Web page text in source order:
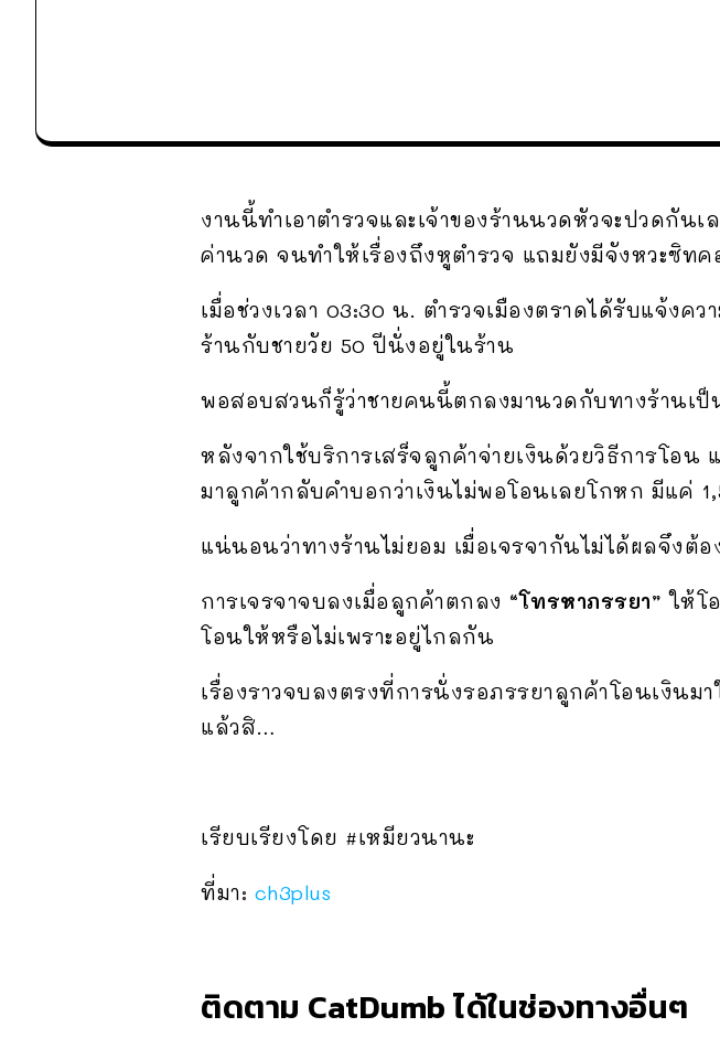
งานนี้ทำเอาตำรวจและเจ้าของร้านนวดหัวจะปวดกัน
ค่านวด จนทำให้เรื่องถึงหูตำรวจ แถมยังมีจังหวะซิทค
เมื่อช่วงเวลา 03:30 น. ตำรวจเมืองตราดได้รับแจ้ง
ร้านกับชายวัย 50 ปีนั่งอยู่ในร้าน
พอสอบสวนก็รู้ว่าชายคนนี้ตกลงมานวดกับทางร้านเป็
หลังจากใช้บริการเสร็จลูกค้าจ่ายเงินด้วยวิธีการโอน
มาลูกค้ากลับคำบอกว่าเงินไม่พอโอนเลยโกหก มีแค่
แน่นอนว่าทางร้านไม่ยอม เมื่อเจรจากันไม่ได้ผลจึงต้
การเจรจาจบลงเมื่อลูกค้าตกลง “โทรหาภรรยา” ให้โ
โอนให้หรือไม่เพราะอยู่ไกลกัน
เรื่องราวจบลงตรงที่การนั่งรอภรรยาลูกค้าโอนเงินม
แล้วสิ…
เรียบเรียงโดย #เหมียวนานะ
ที่มา: ch3plus
ติดตาม CatDumb ได้ในช่องทางอื่นๆ